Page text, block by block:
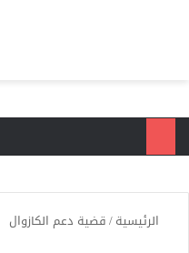
الرئيسية/قضية دعم الكازوال